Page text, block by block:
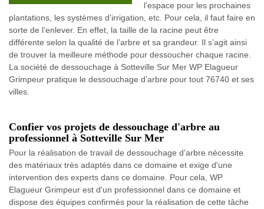
l’espace pour les prochaines
plantations, les systèmes d’irrigation, etc. Pour cela, il faut faire en
sorte de l’enlever. En effet, la taille de la racine peut être
différente selon la qualité de l’arbre et sa grandeur. Il s’agit ainsi
de trouver la meilleure méthode pour dessoucher chaque racine.
La société de dessouchage à Sotteville Sur Mer WP Elagueur
Grimpeur pratique le dessouchage d’arbre pour tout 76740 et ses
villes.
Confier vos projets de dessouchage d'arbre au
professionnel à Sotteville Sur Mer
Pour la réalisation de travail de dessouchage d'arbre nécessite
des matériaux très adaptés dans ce domaine et exige d'une
intervention des experts dans ce domaine. Pour cela, WP
Elagueur Grimpeur est d'un professionnel dans ce domaine et
dispose des équipes confirmés pour la réalisation de cette tâche